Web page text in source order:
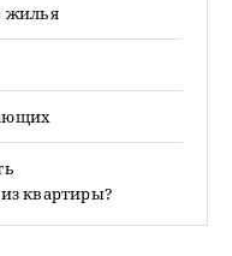
жилья
квартиры?